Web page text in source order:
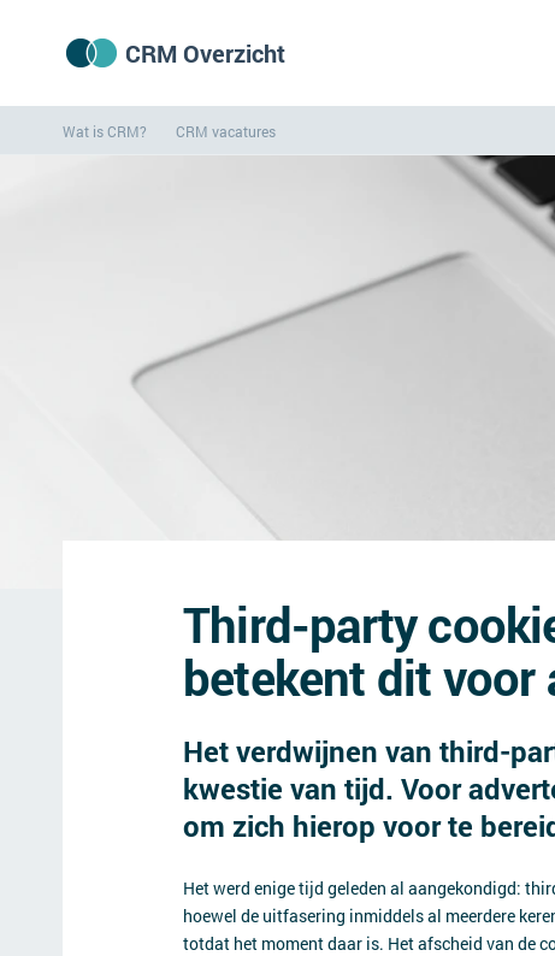
CRM Overzicht
Wat is CRM? CRM vacatures
Third-party
betekent dit voor
Het verdwijnen van third-
kwestie van tijd. Voor
om zich hierop voor te
Het werd enige tijd geleden al aangekondigd:
hoewel de uitfasering inmiddels al meerdere
totdat het moment daar is. Het afscheid van de